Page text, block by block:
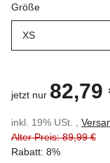
Größe
XS
jetzt nur 82,79
inkl. 19% USt. ,
Alter Preis: 89,99 €
Rabatt: 8%